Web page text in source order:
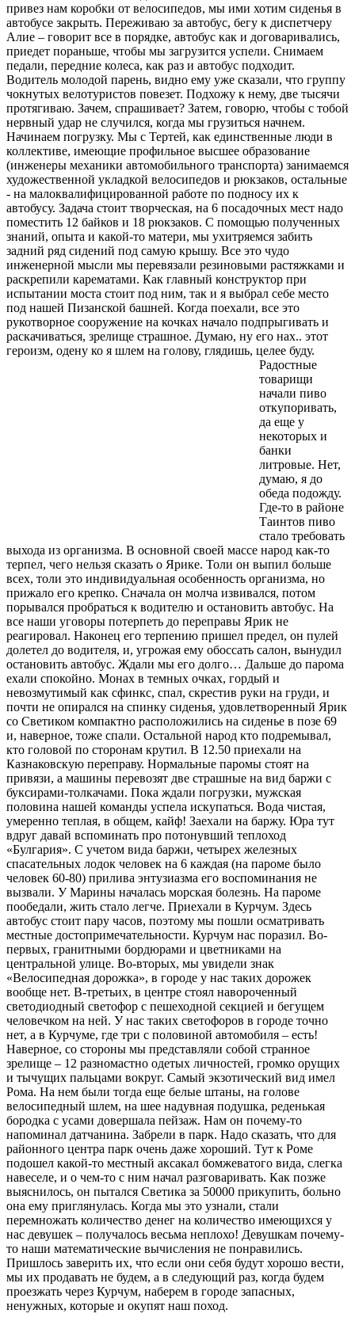
привез нам коробки от велосипедов, мы ими хотим сиденья в
автобусе закрыть. Переживаю за автобус, бегу к диспетчеру
Алие – говорит все в порядке, автобус как и договаривались,
приедет пораньше, чтобы мы загрузится успели. Снимаем
педали, передние колеса, как раз и автобус подходит.
Водитель молодой парень, видно ему уже сказали, что группу
чокнутых велотуристов повезет. Подхожу к нему, две тысячи
протягиваю. Зачем, спрашивает? Затем, говорю, чтобы с тобой
нервный удар не случился, когда мы грузиться начнем.
Начинаем погрузку. Мы с Тертей, как единственные люди в
коллективе, имеющие профильное высшее образование
(инженеры механики автомобильного транспорта) занимаемся
художественной укладкой велосипедов и рюкзаков, остальные
- на малоквалифицированной работе по подносу их к
автобусу. Задача стоит творческая, на 6 посадочных мест надо
поместить 12 байков и 18 рюкзаков. С помощью полученных
знаний, опыта и какой-то матери, мы ухитряемся забить
задний ряд сидений под самую крышу. Все это чудо
инженерной мысли мы перевязали резиновыми растяжками и
раскрепили карематами. Как главный конструктор при
испытании моста стоит под ним, так и я выбрал себе место
под нашей Пизанской башней. Когда поехали, все это
рукотворное сооружение на кочках начало подпрыгивать и
раскачиваться, зрелище страшное. Думаю, ну его нах.. этот
героизм, одену ко я шлем на голову, глядишь, целее буду.
Радостные
товарищи
начали пиво
откупоривать,
да еще у
некоторых и
банки
литровые. Нет,
думаю, я до
обеда подожду.
Где-то в районе
Таинтов пиво
стало требовать
выхода из организма. В основной своей массе народ как-то
терпел, чего нельзя сказать о Ярике. Толи он выпил больше
всех, толи это индивидуальная особенность организма, но
прижало его крепко. Сначала он молча извивался, потом
порывался пробраться к водителю и остановить автобус. На
все наши уговоры потерпеть до переправы Ярик не
реагировал. Наконец его терпению пришел предел, он пулей
долетел до водителя, и, угрожая ему обоссать салон, вынудил
остановить автобус. Ждали мы его долго… Дальше до парома
ехали спокойно. Монах в темных очках, гордый и
невозмутимый как сфинкс, спал, скрестив руки на груди, и
почти не опирался на спинку сиденья, удовлетворенный Ярик
со Светиком компактно расположились на сиденье в позе 69
и, наверное, тоже спали. Остальной народ кто подремывал,
кто головой по сторонам крутил. В 12.50 приехали на
Казнаковскую переправу. Нормальные паромы стоят на
привязи, а машины перевозят две страшные на вид баржи с
буксирами-толкачами. Пока ждали погрузки, мужская
половина нашей команды успела искупаться. Вода чистая,
умеренно теплая, в общем, кайф! Заехали на баржу. Юра тут
вдруг давай вспоминать про потонувший теплоход
«Булгария». С учетом вида баржи, четырех железных
спасательных лодок человек на 6 каждая (на пароме было
человек 60-80) прилива энтузиазма его воспоминания не
вызвали. У Марины началась морская болезнь. На пароме
пообедали, жить стало легче. Приехали в Курчум. Здесь
автобус стоит пару часов, поэтому мы пошли осматривать
местные достопримечательности. Курчум нас поразил. Во-
первых, гранитными бордюрами и цветниками на
центральной улице. Во-вторых, мы увидели знак
«Велосипедная дорожка», в городе у нас таких дорожек
вообще нет. В-третьих, в центре стоял навороченный
светодиодный светофор с пешеходной секцией и бегущем
человечком на ней. У нас таких светофоров в городе точно
нет, а в Курчуме, где три с половиной автомобиля – есть!
Наверное, со стороны мы представляли собой странное
зрелище – 12 разномастно одетых личностей, громко орущих
и тычущих пальцами вокруг. Самый экзотический вид имел
Рома. На нем были тогда еще белые штаны, на голове
велосипедный шлем, на шее надувная подушка, реденькая
бородка с усами довершала пейзаж. Нам он почему-то
напоминал датчанина. Забрели в парк. Надо сказать, что для
районного центра парк очень даже хороший. Тут к Роме
подошел какой-то местный аксакал бомжеватого вида, слегка
навеселе, и о чем-то с ним начал разговаривать. Как позже
выяснилось, он пытался Светика за 50000 прикупить, больно
она ему приглянулась. Когда мы это узнали, стали
перемножать количество денег на количество имеющихся у
нас девушек – получалось весьма неплохо! Девушкам почему-
то наши математические вычисления не понравились.
Пришлось заверить их, что если они себя будут хорошо вести,
мы их продавать не будем, а в следующий раз, когда будем
проезжать через Курчум, наберем в городе запасных,
ненужных, которые и окупят наш поход.